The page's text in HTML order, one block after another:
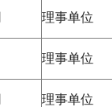
理事单位
理事单位
理事单位